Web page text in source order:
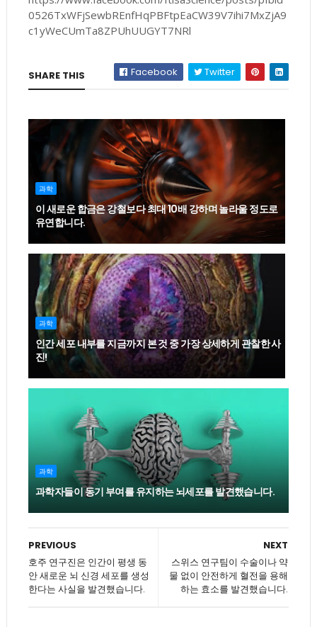
0526TxWFjSewbREnfHqPBFtpEaCW39V7ihi7MxZjA9
c1yWeCUmTa8ZPUhUUGYT7NRl
SHARE THIS Facebook Twitter
과학
이 새로운 합금은 강철보다 최대 10배 강하며 놀라울 정도로
유연합니다.
과학
인간 세포 내부를 지금까지 본 것 중 가장 상세하게 관찰한 사
진!
과학
과학자들이 동기 부여를 유지하는 뇌세포를 발견했습니다.
NEXT
스위스 연구팀이 수술이나 약
물 없이 안전하게 혈전을 용해
하는 효소를 발견했습니다.
PREVIOUS
호주 연구진은 인간이 평생 동
안 새로운 뇌 신경 세포를 생성
한다는 사실을 발견했습니다.